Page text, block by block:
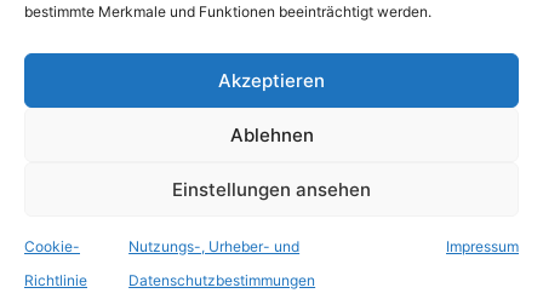
bestimmte Merkmale und Funktionen beeinträchtigt werden.
Akzeptieren
Ablehnen
Einstellungen ansehen
Cookie-
Richtlinie
Nutzungs-, Urheber- und
Datenschutzbestimmungen
Impressum
© Raumfahrer Net e.V. 2026